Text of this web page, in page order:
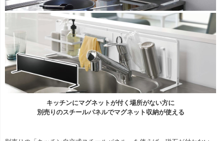
キッチンにマグネットが付く場所がない方に
別売りのスチールパネルでマグネット収納が使える